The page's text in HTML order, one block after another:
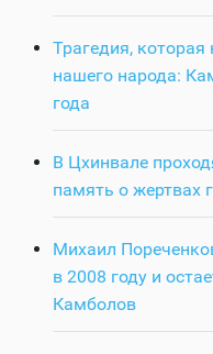
Трагедия, которая
нашего народа:
года
В Цхинвале
память о жертвах
Михаил
в 2008 году и
Камболов